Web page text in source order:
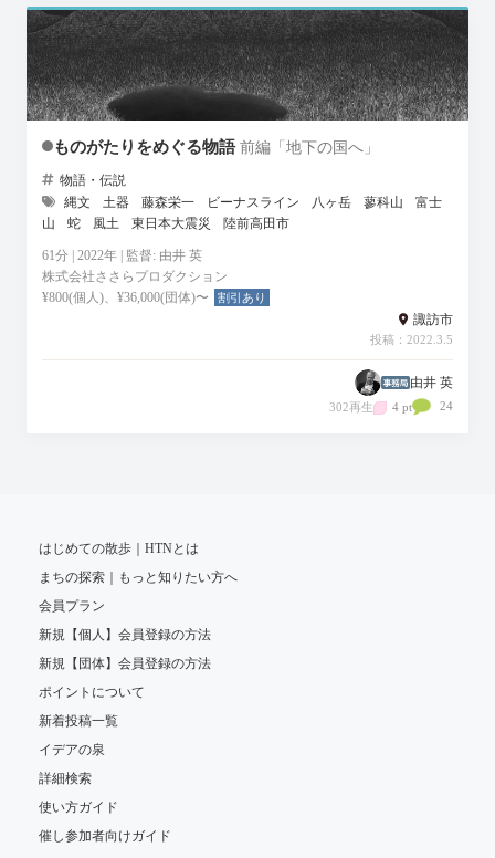
ものがたりをめぐる物語 前編「地下の国へ」
物語・伝説
縄文
土器 藤森栄一 ビーナスライン 八ヶ岳 蓼科山
富士
山
蛇 風土 東日本大震災 陸前高田市
61分 | 2022年 | 監督: 由井 英
株式会社ささらプロダクション
¥800(個人)、¥36,000(団体)〜
割引あり
諏訪市
投稿：2022.3.5
由井 英
302再生 4 pt 24
はじめての散歩｜HTNとは
まちの探索｜もっと知りたい方へ
会員プラン
新規【個人】会員登録の方法
新規【団体】会員登録の方法
ポイントについて
新着投稿一覧
イデアの泉
詳細検索
使い方ガイド
催し参加者向けガイド